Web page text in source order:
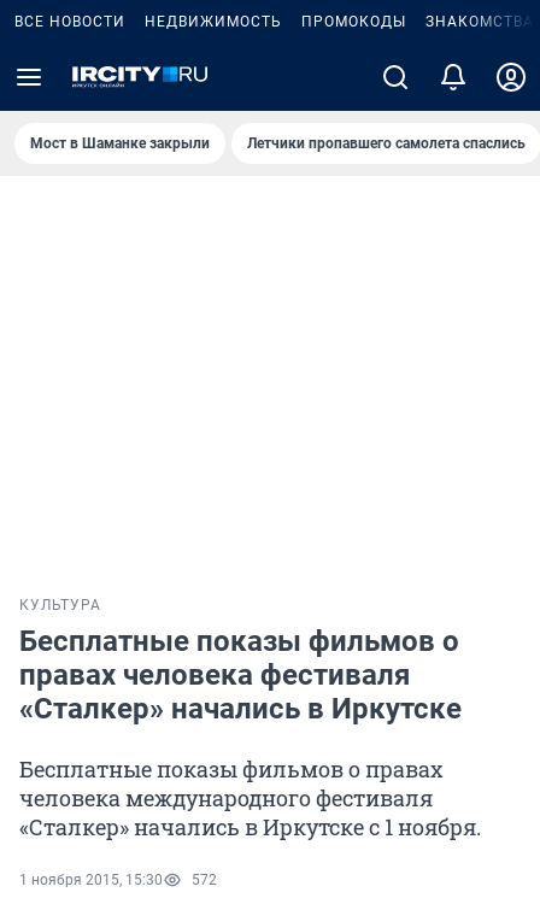
ВСЕ НОВОСТИ НЕДВИЖИМОСТЬ ПРОМОКОДЫ ЗНАКОМСТВА
Мост в Шаманке закрыли Летчики пропавшего самолета спаслись
КУЛЬТУРА
Бесплатные показы фильмов о
правах человека фестиваля
«Сталкер» начались в Иркутске
Бесплатные показы фильмов о правах
человека международного фестиваля
«Сталкер» начались в Иркутске с 1 ноября.
1 ноября 2015, 15:30 572